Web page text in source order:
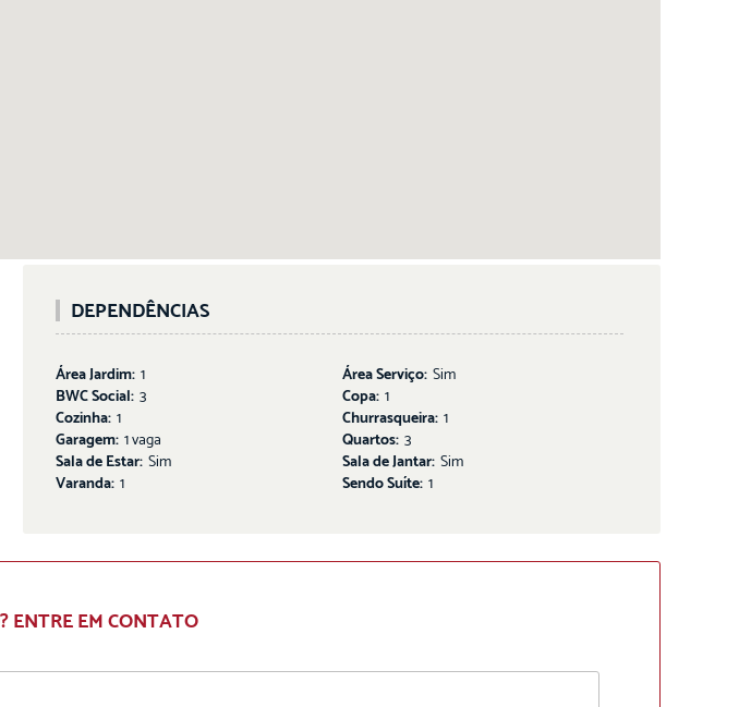
DEPENDÊNCIAS
Área Jardim: 1 Área Serviço: Sim
BWC Social: 3 Copa: 1
Cozinha: 1 Churrasqueira: 1
Garagem: 1 vaga Quartos: 3
Sala de Estar: Sim Sala de Jantar: Sim
Varanda: 1 Sendo Suíte: 1
ENTRE EM CONTATO